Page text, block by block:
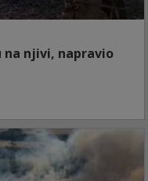
njivi, napravio